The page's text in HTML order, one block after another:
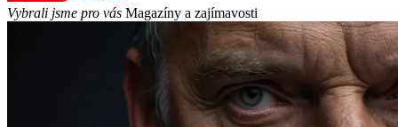
Vybrali jsme pro vás Magazíny a zajímavosti